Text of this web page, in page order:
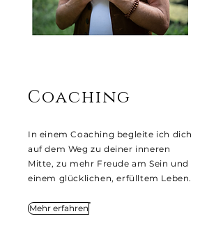
Coaching
In einem Coaching begleite ich dich
auf dem Weg zu deiner inneren
Mitte, zu mehr Freude am Sein und
einem glücklichen, erfülltem Leben.
Mehr erfahren